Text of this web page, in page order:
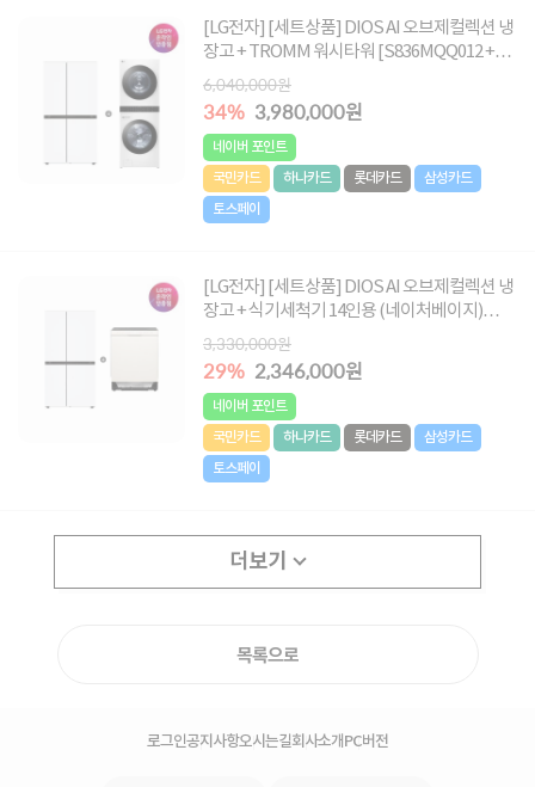
[LG전자] [세트상품] DIOS AI 오브제컬렉션 냉
장고 + TROMM 워시타워 [S836MQQ012 +
W2421WAMR]
6,040,000원
34% 3,980,000원
네이버 포인트
국민카드
하나카드 롯데카드
삼성카드
토스페이
[LG전자] [세트상품] DIOS AI 오브제컬렉션 냉
장고 + 식기세척기 14인용 (네이처베이지)
[S836MQQ012 + DUE5BGL1E]
3,330,000원
29% 2,346,000원
네이버 포인트
국민카드
하나카드 롯데카드
삼성카드
토스페이
더보기
목록으로
로그인공지사항오시는길회사소개PC버전